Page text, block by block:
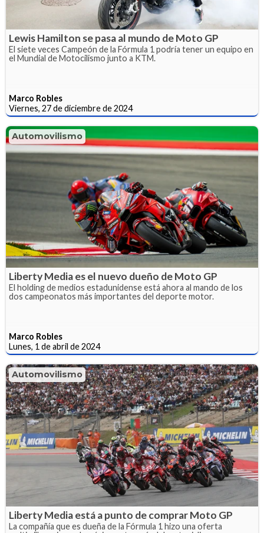
Lewis Hamilton se pasa al mundo de Moto GP
El siete veces Campeón de la Fórmula 1 podría tener un equipo en
el Mundial de Motocilismo junto a KTM.
Marco Robles
Viernes, 27 de diciembre de 2024
Automovilismo
Liberty Media es el nuevo dueño de Moto GP
El holding de medios estadunidense está ahora al mando de los
dos campeonatos más importantes del deporte motor.
Marco Robles
Lunes, 1 de abril de 2024
Automovilismo
Liberty Media está a punto de comprar Moto GP
La compañía que es dueña de la Fórmula 1 hizo una oferta